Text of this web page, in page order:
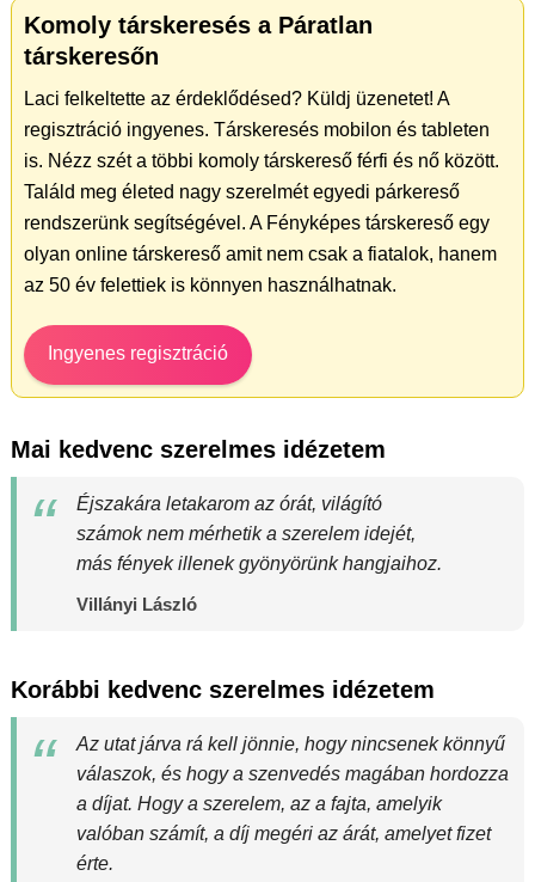
Komoly társkeresés a Páratlan
társkeresőn
Laci felkeltette az érdeklődésed? Küldj üzenetet! A
regisztráció ingyenes. Társkeresés mobilon és tableten
is. Nézz szét a többi komoly társkereső férfi és nő között.
Találd meg életed nagy szerelmét egyedi párkereső
rendszerünk segítségével. A Fényképes társkereső egy
olyan online társkereső amit nem csak a fiatalok, hanem
az 50 év felettiek is könnyen használhatnak.
Ingyenes regisztráció
Mai kedvenc szerelmes idézetem
Éjszakára letakarom az órát, világító
számok nem mérhetik a szerelem idejét,
más fények illenek gyönyörünk hangjaihoz.
Villányi László
Korábbi kedvenc szerelmes idézetem
Az utat járva rá kell jönnie, hogy nincsenek könnyű
válaszok, és hogy a szenvedés magában hordozza
a díjat. Hogy a szerelem, az a fajta, amelyik
valóban számít, a díj megéri az árát, amelyet fizet
érte.